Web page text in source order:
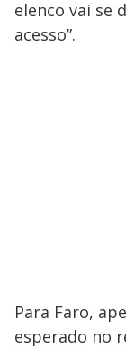
elenco vai se
acesso”.
Para Faro,
esperado no